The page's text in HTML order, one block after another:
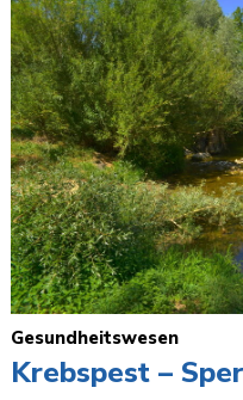
Gesundheitswesen
Krebspest –